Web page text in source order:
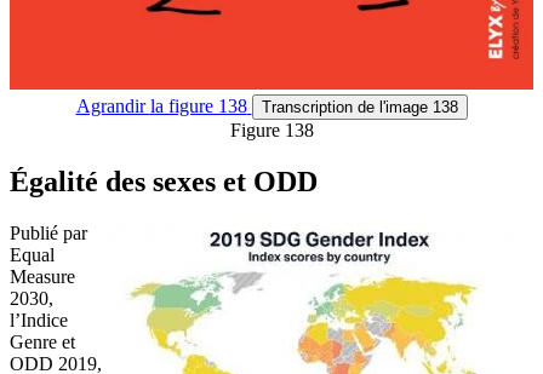
Agrandirla figure 138 Transcription de l'image 138
Figure 138
Égalité des sexes et ODD
Publié par
Equal
Measure
2030,
l’Indice
Genre et
ODD 2019,